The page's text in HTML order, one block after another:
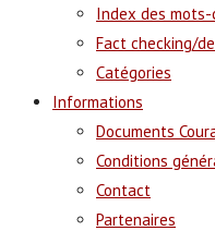
Index des
Fact checking/
Catégories
Informations
Documents
Conditions
Contact
Partenaires